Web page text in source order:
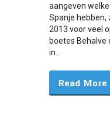
aangeven
Spanje hebben,
2013 voor veel
boetes Behalve
in...
Read More